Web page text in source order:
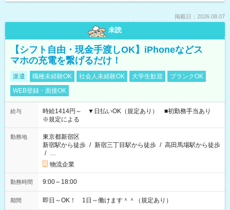
掲載日：2026.08.07
未読
【シフト自由・現金手渡しOK】iPhoneなどス
マホの充電を繋げるだけ！
派遣 職種未経験OK 社会人未経験OK 大学生歓迎
ブランクOK
WEB登録・面接OK
給与
時給1414円～ ▼日払いOK（規定あり） ■初勤務手当あり
※規定による
勤務地
東京都新宿区
新宿駅から徒歩 / 新宿三丁目駅から徒歩 / 高田馬場駅から徒歩
/ …
物流企業
勤務時間 9:00～18:00
期間 即日～OK！ 1日～働けます＾＾（規定あり）